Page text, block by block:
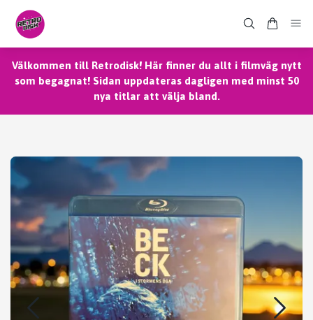
Välkommen till Retrodisk! Här finner du allt i filmväg nytt
som begagnat! Sidan uppdateras dagligen med minst 50
nya titlar att välja bland.